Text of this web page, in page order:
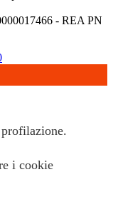
- REA PN
i cookie